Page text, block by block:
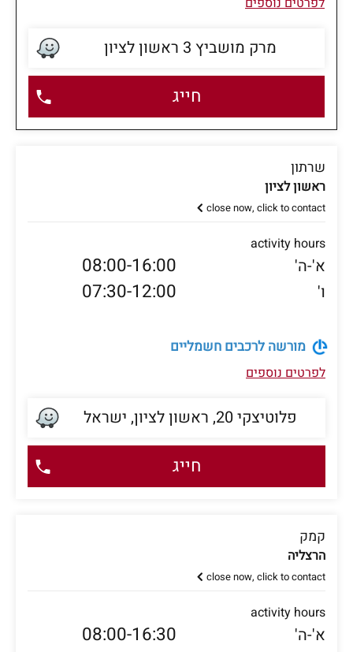
מרק מושביץ 3 ראשון לציון
חייג
שרתון
ראשון לציון
close now, click to contact
activity hours
א'-ה' 08:00-16:00
ו' 07:30-12:00
מורשה לרכבים חשמליים
לפרטים נוספים
פלוטיצקי 20, ראשון לציון, ישראל
חייג
קמק
הרצליה
close now, click to contact
activity hours
א'-ה' 08:00-16:30